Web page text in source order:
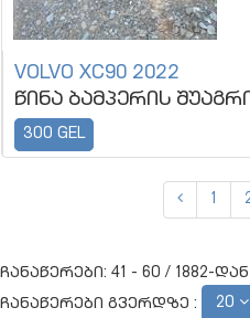
VOLVO XC90 2022
წინა ბამპერის
300 GEL
1
ჩანაწერები: 41 - 60 / 1882-დან
ჩანაწერები გვერდზე :
20